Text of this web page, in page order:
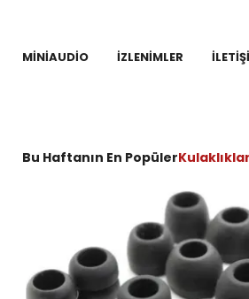
MINIAUDIO İZLENIMLER
Bu Haftanın En Popüler